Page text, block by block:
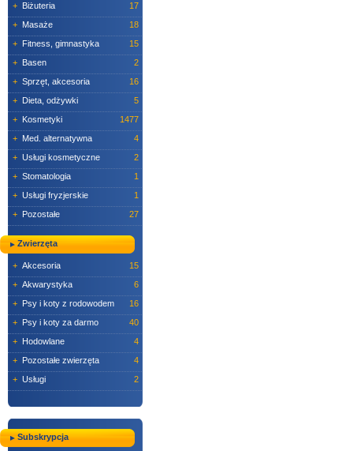
+ Biżuteria
17
+ Masaże
18
+ Fitness, gimnastyka
15
+ Basen
2
+ Sprzęt, akcesoria
16
+ Dieta, odżywki
5
+ Kosmetyki
1477
+ Med. alternatywna
4
+ Usługi kosmetyczne
2
+ Stomatologia
1
+ Usługi fryzjerskie
1
+ Pozostałe 27
Zwierzęta
+ Akcesoria
15
+ Akwarystyka
6
+ Psy i koty z rodowodem
16
+ Psy i koty za darmo
40
+ Hodowlane
4
+ Pozostałe zwierzęta
4
+ Usługi 2
Subskrypcja